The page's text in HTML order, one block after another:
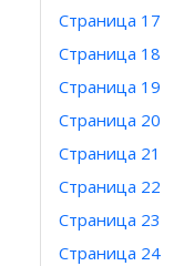
Страница 17
Страница 18
Страница 19
Страница 20
Страница 21
Страница 22
Страница 23
Страница 24